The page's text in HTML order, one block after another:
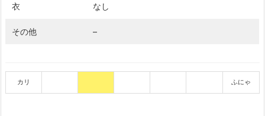
衣 なし
その他 –
カリ ふにゃ